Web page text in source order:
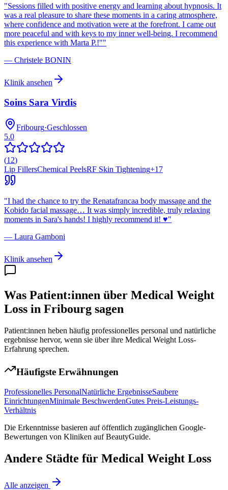
"Sessions filled with positive energy and learning about hypnosis. It
was a real pleasure to share these moments in a caring atmosphere,
where confidence and motivation were at the forefront. I came out
more peaceful and with keys to my inner well-being. I recommend
this experience with Marta P.!""
— Christele BONIN
Klinik ansehen
Soins Sara Virdis
Fribourg·Geschlossen
5.0
(12)
Lip FillersChemical PeelsRF Skin Tightening+17
"I had the chance to try the Renatafrancaa body massage and the
Kobido facial massage… It was simply incredible, truly relaxing
moments in Sara's hands! I highly recommend it! ♥︎"
— Laura Gamboni
Klinik ansehen
Was Patient:innen über Medical Weight
Loss in Fribourg sagen
Patient:innen heben häufig professionelles personal und natürliche
ergebnisse hervor, wenn sie über ihre Medical Weight Loss-
Erfahrung sprechen.
Häufigste Erwähnungen
Professionelles PersonalNatürliche ErgebnisseSaubere
EinrichtungenMinimale BeschwerdenGutes Preis-Leistungs-
Verhältnis
Die Erkenntnisse basieren auf öffentlich zugänglichen Google-
Bewertungen von Kliniken auf BeautyGuide.
Andere Städte für Medical Weight Loss
Alle anzeigen